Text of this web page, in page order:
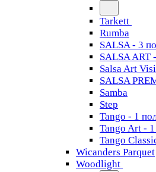
Tarkett
Rumba
SALSA - 3
SALSA ART
Salsa Art
SALSA
Samba
Step
Tango - 1
Tango Art -
Tango
Wicanders Parquet
Woodlight